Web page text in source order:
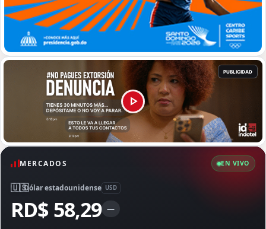
MERCADOS EN VIVO
🇺🇸Dólar estadounidense USD
RD$ 58,29 —